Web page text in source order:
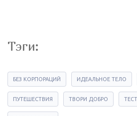
Тэги:
БЕЗ КОРПОРАЦИЙ ИДЕАЛЬНОЕ ТЕЛО
ПУТЕШЕСТВИЯ ТВОРИ ДОБРО